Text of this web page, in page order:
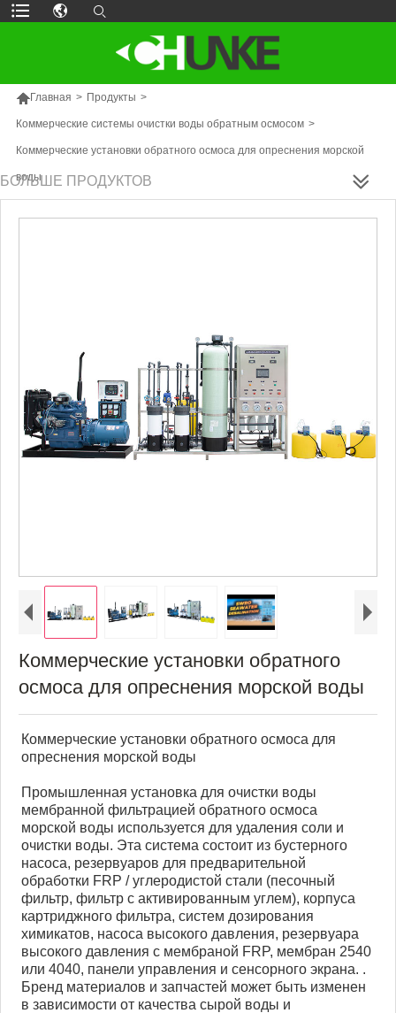
Главная > Продукты >
Коммерческие системы очистки воды обратным осмосом >
Коммерческие установки обратного осмоса для опреснения морской
воды
БОЛЬШЕ ПРОДУКТОВ
Коммерческие установки обратного
осмоса для опреснения морской воды
Коммерческие установки обратного осмоса для
опреснения морской воды
Промышленная установка для очистки воды
мембранной фильтрацией обратного осмоса
морской воды используется для удаления соли и
очистки воды. Эта система состоит из бустерного
насоса, резервуаров для предварительной
обработки FRP / углеродистой стали (песочный
фильтр, фильтр с активированным углем), корпуса
картриджного фильтра, систем дозирования
химикатов, насоса высокого давления, резервуара
высокого давления с мембраной FRP, мембран 2540
или 4040, панели управления и сенсорного экрана. .
Бренд материалов и запчастей может быть изменен
в зависимости от качества сырой воды и